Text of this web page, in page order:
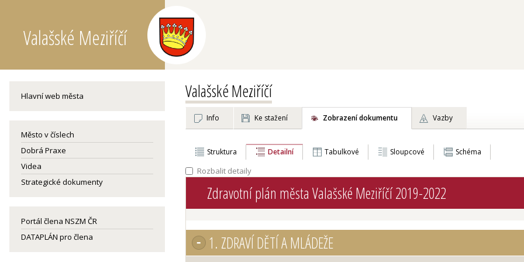
Valašské Meziříčí
Hlavní web města
Město v číslech
Dobrá Praxe
Videa
Strategické dokumenty
Portál člena NSZM ČR
DATAPLÁN pro člena
Valašské Meziříčí
Info Ke stažení Zobrazení dokumentu Vazby
Struktura Detailní Tabulkové Sloupcové Schéma
Rozbalit detaily
Zdravotní plán města Valašské Meziříčí 2019-2022
1. ZDRAVÍ DĚTÍ A MLÁDEŽE